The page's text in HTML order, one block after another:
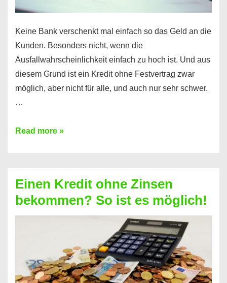
Keine Bank verschenkt mal einfach so das Geld an die
Kunden. Besonders nicht, wenn die
Ausfallwahrscheinlichkeit einfach zu hoch ist. Und aus
diesem Grund ist ein Kredit ohne Festvertrag zwar
möglich, aber nicht für alle, und auch nur sehr schwer.
…
Ist
Festvertrag
für
jeden
erfahren
Sie
Read more »
Einen Kredit ohne Zinsen
bekommen? So ist es möglich!